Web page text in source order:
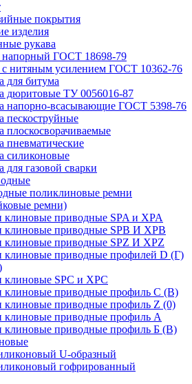
покрытия
изделия
рукава
напорный ГОСТ 18698-79
с нитяным усилением ГОСТ 10362-76
для битума
дюритовые ТУ 0056016-87
напорно-всасывающие ГОСТ 5398-76
пескоструйные
плоскосворачиваемые
пневматические
силиконовые
для газовой сварки
поликлиновые ремни
ремни)
клиновые приводные SPA и XPA
клиновые приводные SPB И XPB
клиновые приводные SPZ И XPZ
клиновые приводные профилей D (Г)
клиновые SPC и XPC
клиновые приводные профиль C (В)
клиновые приводные профиль Z (0)
клиновые приводные профиль А
клиновые приводные профиль Б (B)
U-образный
гофрированный